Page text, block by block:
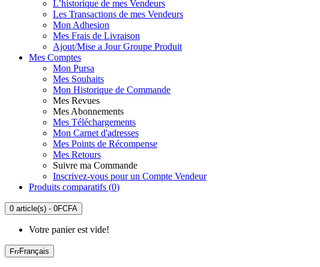
L’historique de mes Vendeurs
Les Transactions de mes Vendeurs
Mon Adhesion
Mes Frais de Livraison
Ajout/Mise a Jour Groupe Produit
Mes Comptes
Mon Pursa
Mes Souhaits
Mon Historique de Commande
Mes Revues
Mes Abonnements
Mes Téléchargements
Mon Carnet d'adresses
Mes Points de Récompense
Mes Retours
Suivre ma Commande
Inscrivez-vous pour un Compte Vendeur
Produits comparatifs (0)
0 article(s) - 0FCFA
Votre panier est vide!
Français